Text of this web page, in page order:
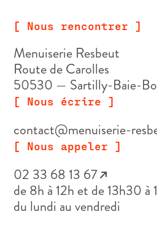
[ Nous rencontrer ]
Menuiserie Resbeut
Route de Carolles
50530 — Sartilly-Baie-
[ Nous écrire ]
contact@menuiserie-
[ Nous appeler ]
02 33 68 13 67↗
de 8h à 12h et de 13h30 à
du lundi au vendredi